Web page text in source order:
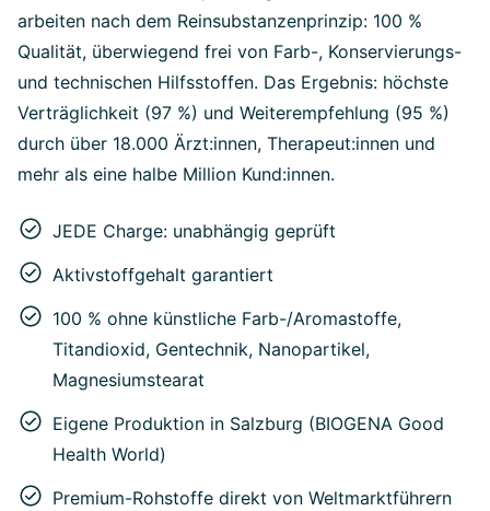
arbeiten nach dem Reinsubstanzenprinzip: 100 %
Qualität, überwiegend frei von Farb-, Konservierungs-
und technischen Hilfsstoffen. Das Ergebnis: höchste
Verträglichkeit (97 %) und Weiterempfehlung (95 %)
durch über 18.000 Ärzt:innen, Therapeut:innen und
mehr als eine halbe Million Kund:innen.
JEDE Charge: unabhängig geprüft
Aktivstoffgehalt garantiert
100 % ohne künstliche Farb-/Aromastoffe,
Titandioxid, Gentechnik, Nanopartikel,
Magnesiumstearat
Eigene Produktion in Salzburg (BIOGENA Good
Health World)
Premium-Rohstoffe direkt von Weltmarktführern